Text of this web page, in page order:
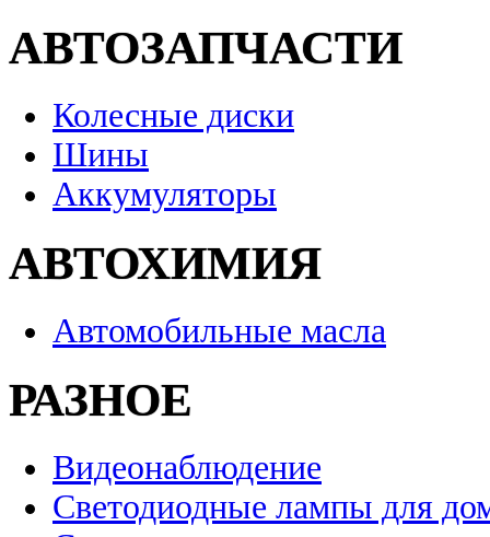
АВТОЗАПЧАСТИ
Колесные диски
Шины
Аккумуляторы
АВТОХИМИЯ
Автомобильные масла
РАЗНОЕ
Видеонаблюдение
Светодиодные лампы для